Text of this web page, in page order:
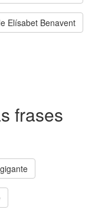
Elísabet Benavent
frases